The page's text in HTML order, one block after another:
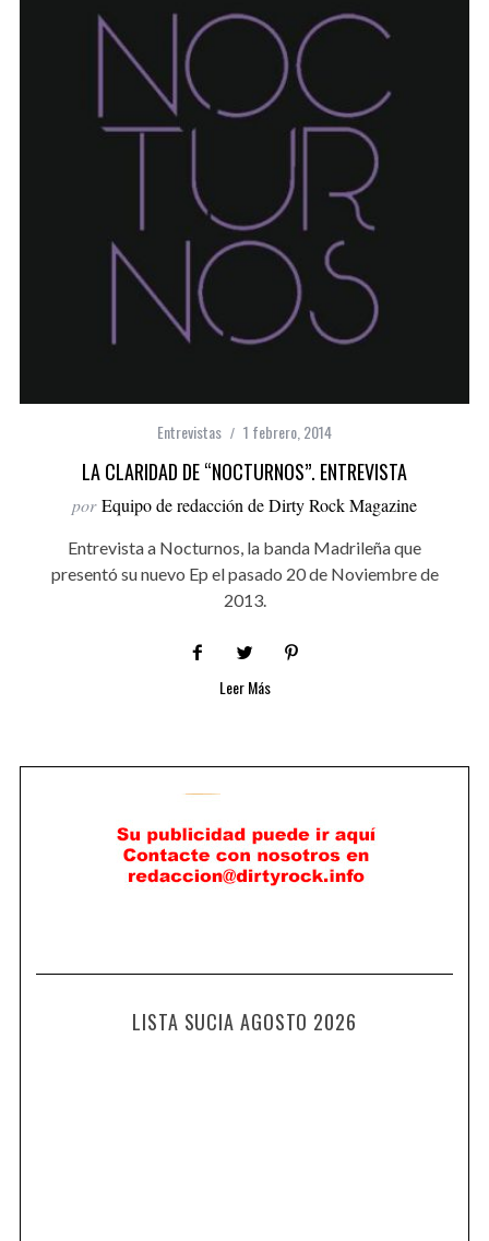
Entrevistas 1 febrero, 2014
LA CLARIDAD DE “NOCTURNOS”. ENTREVISTA
por Equipo de redacción de Dirty Rock Magazine
Entrevista a Nocturnos, la banda Madrileña que
presentó su nuevo Ep el pasado 20 de Noviembre de
2013.
Leer Más
LISTA SUCIA AGOSTO 2026